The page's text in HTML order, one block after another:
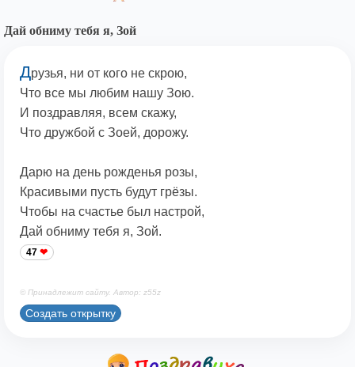
Дай обниму тебя я, Зой
Друзья, ни от кого не скрою,
Что все мы любим нашу Зою.
И поздравляя, всем скажу,
Что дружбой с Зоей, дорожу.
Дарю на день рожденья розы,
Красивыми пусть будут грёзы.
Чтобы на счастье был настрой,
Дай обниму тебя я, Зой.
47
© Принадлежит сайту. Автор: z55z
Создать открытку